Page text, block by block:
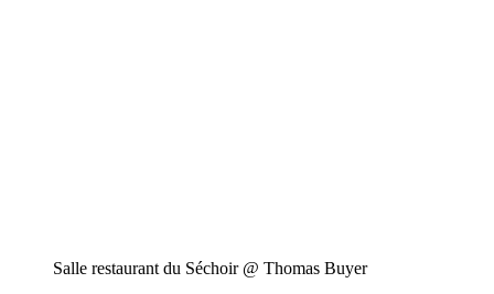
Salle restaurant du Séchoir @ Thomas Buyer